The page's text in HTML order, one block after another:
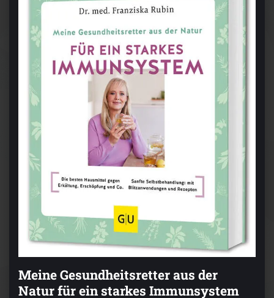
Meine Gesundheitsretter aus der
Natur für ein starkes Immunsystem